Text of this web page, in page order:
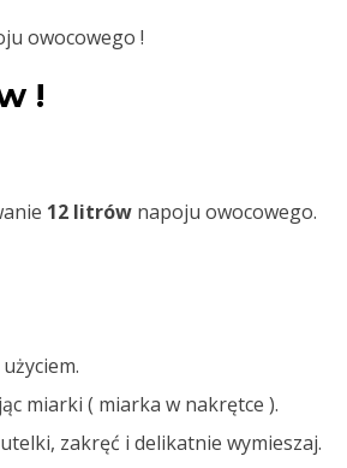
owocowego !
!
12 litrów napoju owocowego.
miarki ( miarka w nakrętce ).
zakręć i delikatnie wymieszaj.